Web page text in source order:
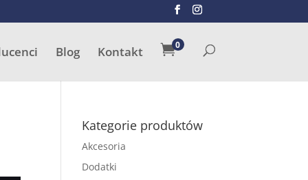
Blog Kontakt 0
Kategorie produktów
Akcesoria
Dodatki